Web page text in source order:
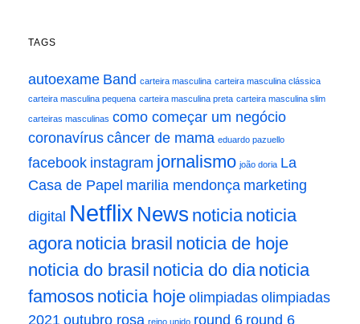
TAGS
autoexame Band carteira masculina carteira masculina clássica
carteira masculina pequena carteira masculina preta carteira masculina slim
carteiras masculinas como começar um negócio
coronavírus câncer de mama eduardo pazuello
facebook instagram jornalismo joão doria La
Casa de Papel marilia mendonça marketing
digital Netflix News noticia noticia
agora noticia brasil noticia de hoje
noticia do brasil noticia do dia noticia
famosos noticia hoje olimpiadas olimpiadas
2021 outubro rosa reino unido round 6 round 6